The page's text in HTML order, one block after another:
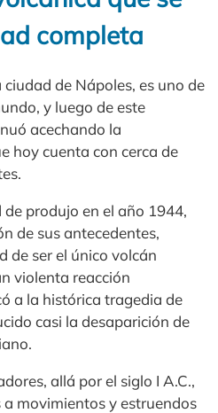
completa
de Nápoles, es uno de
y luego de este
acechando la
hoy cuenta con cerca de
produjo en el año 1944,
de sus antecedentes,
de ser el único volcán
violenta reacción
a la histórica tragedia de
casi la desaparición de
allá por el siglo I A.C.,
movimientos y estruendos